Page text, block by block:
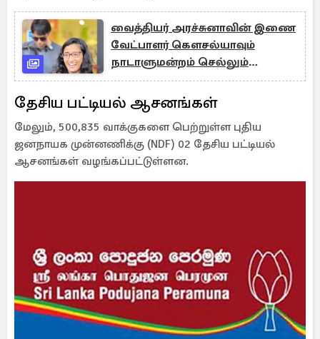
வைத்தியர் அரச்சுனாவின் இணை
வேட்பாளர் கௌசல்யாவும்
நாடாளுமன்றம் செல்லும்
சாத்தியம்
தேசிய பட்டியல் ஆசனங்கள்
மேலும், 500,835 வாக்குகளை பெற்றுள்ள புதிய
ஜனநாயக முன்னணிக்கு (NDF) 02 தேசிய பட்டியல்
ஆசனங்கள் வழங்கப்பட்டுள்ளன.